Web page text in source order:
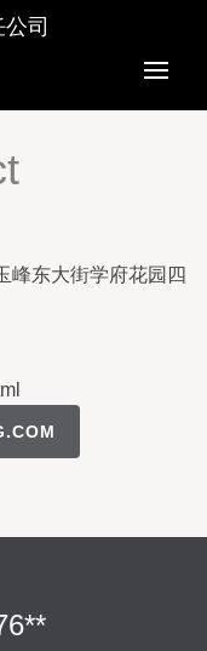
司
峰东大街学府花园四